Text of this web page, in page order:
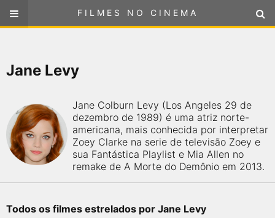
FILMES NO CINEMA
ou
Jane Levy
Jane Colburn Levy (Los Angeles 29 de
dezembro de 1989) é uma atriz norte-
americana, mais conhecida por interpretar
Zoey Clarke na serie de televisão Zoey e
sua Fantástica Playlist e Mia Allen no
remake de A Morte do Demônio em 2013.
Todos os filmes estrelados por Jane Levy
FILMES NO CINEMA
FILMES EM CARTAZ
PRÓXIMOS LANÇAMENTOS
GÊNEROS
PÁGINA INICIAL